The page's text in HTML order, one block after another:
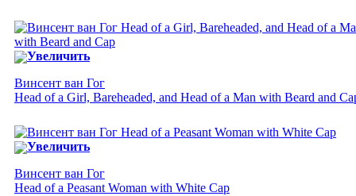
Увеличить
Винсент ван Гог
Head of a Girl, Bareheaded, and Head of a Man with Beard and
Увеличить
Винсент ван Гог
Head of a Peasant Woman with White Cap